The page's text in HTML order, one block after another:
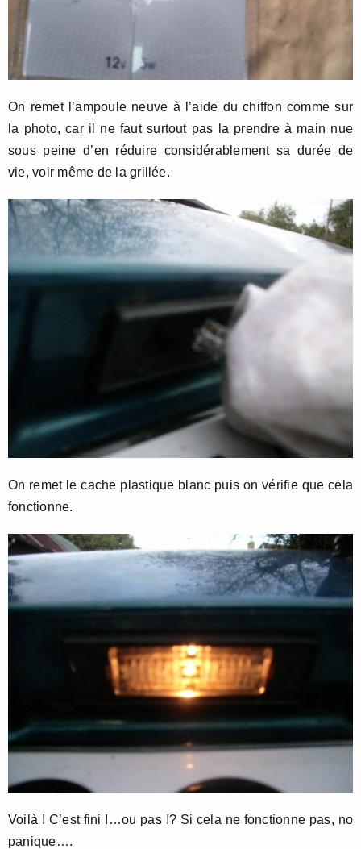
On remet l’ampoule neuve à l’aide du chiffon comme sur
la photo, car il ne faut surtout pas la prendre à main nue
sous peine d’en réduire considérablement sa durée de
vie, voir même de la grillée.
On remet le cache plastique blanc puis on vérifie que cela
fonctionne.
Voilà ! C’est fini !…ou pas !? Si cela ne fonctionne pas, no
panique….